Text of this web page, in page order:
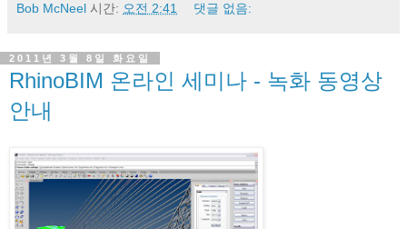
Bob McNeel 시간: 오전 2:41 댓글 없음:
2011년 3월 8일 화요일
RhinoBIM 온라인 세미나 - 녹화 동영상
안내